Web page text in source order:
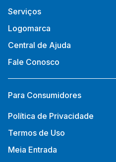
Serviços
Logomarca
Central de Ajuda
Fale Conosco
Para Consumidores
Política de Privacidade
Termos de Uso
Meia Entrada